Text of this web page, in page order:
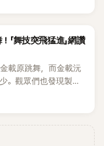
「舞技突飛猛進」網讚
載原跳舞，而金載沅
。觀眾們也發現製作